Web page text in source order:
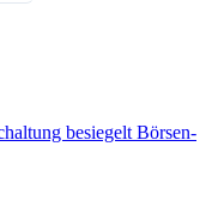
besiegelt Börsen-